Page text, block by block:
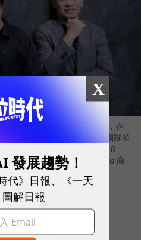
AI 員工團隊的平台 - ORRA，企
生成具治理機制的 AI 員工團隊並
資深產品總監王婕、SUPER 8
長陳子龍、SUPER 8 Studio 商
工更需要管理
X
發展趨勢！
代》日報、《一天
解日報